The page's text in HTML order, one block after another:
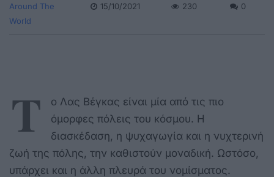
Around The
World
15/10/2021 230 0
Τ
ο Λας Βέγκας είναι μία από τις πιο
όμορφες πόλεις του κόσμου. Η
διασκέδαση, η ψυχαγωγία και η νυχτερινή
ζωή της πόλης, την καθιστούν μοναδική. Ωστόσο,
υπάρχει και η άλλη πλευρά του νομίσματος.